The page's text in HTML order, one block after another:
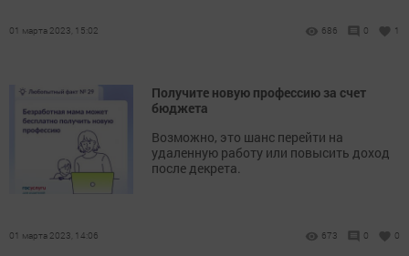
01 марта 2023, 15:02 686 0 1
Получите новую профессию за счет
бюджета
Возможно, это шанс перейти на
удаленную работу или повысить доход
после декрета.
01 марта 2023, 14:06 673 0 0